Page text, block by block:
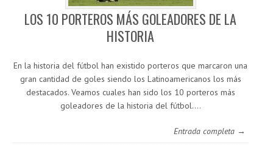
LOS 10 PORTEROS MÁS GOLEADORES DE LA
HISTORIA
En la historia del fútbol han existido porteros que marcaron una
gran cantidad de goles siendo los Latinoamericanos los más
destacados. Veamos cuales han sido los 10 porteros más
goleadores de la historia del fútbol.…
Entrada completa →